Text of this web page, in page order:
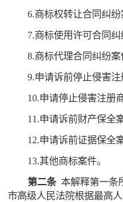
6.商标权转让合同纠纷
7.商标使用许可合同纠
8.商标代理合同纠纷案
9.申请诉前停止侵害注
10.申请停止侵害注册
11.申请诉前财产保全
12.申请诉前证据保全
13.其他商标案件。
第二条本解释第一条
市高级人民法院根据最高